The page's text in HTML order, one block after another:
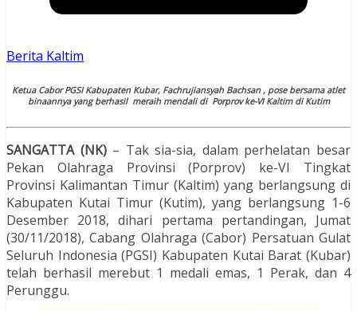
Berita Kaltim
Ketua Cabor PGSI Kabupaten Kubar, Fachrujiansyah Bachsan , pose bersama atlet
binaannya yang berhasil meraih mendali di Porprov ke-VI Kaltim di Kutim
SANGATTA (NK)– Tak sia-sia, dalam perhelatan besar
Pekan Olahraga Provinsi (Porprov) ke-VI Tingkat
Provinsi Kalimantan Timur (Kaltim) yang berlangsung di
Kabupaten Kutai Timur (Kutim), yang berlangsung 1-6
Desember 2018, dihari pertama pertandingan, Jumat
(30/11/2018), Cabang Olahraga (Cabor) Persatuan Gulat
Seluruh Indonesia (PGSI) Kabupaten Kutai Barat (Kubar)
telah berhasil merebut 1 medali emas, 1 Perak, dan 4
Perunggu.